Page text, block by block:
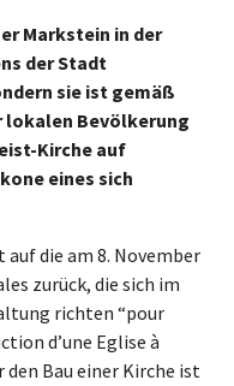
Markstein in der
der Stadt
sie ist gemäß
lokalen Bevölkerung
Kirche auf
eines sich
die am 8. November
zurück, die sich im
richten “pour
d’une Eglise à
Bau einer Kirche ist